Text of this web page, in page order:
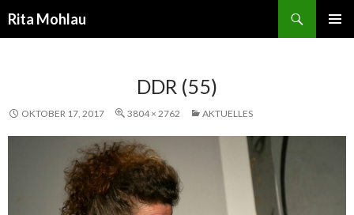
Rita Mohlau
DDR (55)
OKTOBER 17, 2017 3804 × 2762 AKTUELLES